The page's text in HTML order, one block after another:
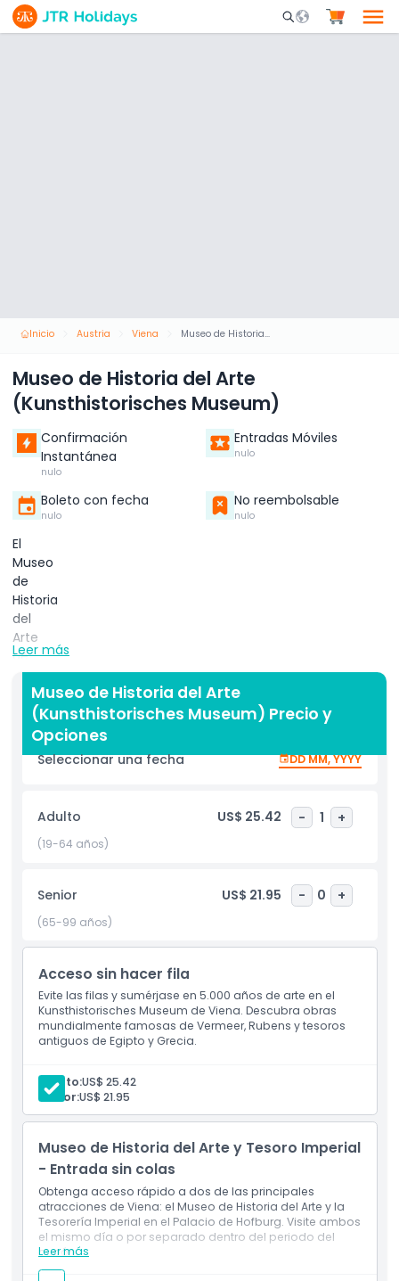
Mobile Search
Inicio Austria Viena Museo de Historia del Arte (Kunsthistorisches Museum)
Museo de Historia del Arte
(Kunsthistorisches Museum)
Confirmación
Instantánea
nulo
Entradas Móviles
nulo
Boleto con fecha
nulo
No reembolsable
nulo
El
Museo
de
Historia
del
Arte
de
Viena
uno
museos
más
importantes
construido
siglo
orden
emperador
Francisco
José
impresionante
colección
Leer más
Museo de Historia del Arte
(Kunsthistorisches Museum) Precio y
Opciones
Seleccionar una fecha DD MM, YYYY
Adulto US$ 25.42 - 1 +
(19-64 años)
Senior US$ 21.95 - 0 +
(65-99 años)
Acceso sin hacer fila
Evite las filas y sumérjase en 5.000 años de arte en el
Kunsthistorisches Museum de Viena. Descubra obras
mundialmente famosas de Vermeer, Rubens y tesoros
antiguos de Egipto y Grecia.
Adulto:US$ 25.42
Senior:US$ 21.95
Museo de Historia del Arte y Tesoro Imperial
- Entrada sin colas
Obtenga acceso rápido a dos de las principales
atracciones de Viena: el Museo de Historia del Arte y la
Tesorería Imperial en el Palacio de Hofburg. Visite ambos
el mismo día o por separado dentro del periodo del
cupón.
Leer más